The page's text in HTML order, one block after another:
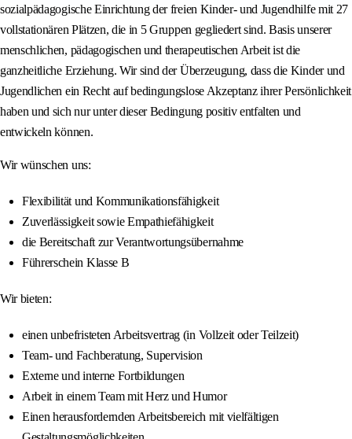
sozialpädagogische Einrichtung der freien Kinder- und Jugendhilfe mit 27
vollstationären Plätzen, die in 5 Gruppen gegliedert sind. Basis unserer
menschlichen, pädagogischen und therapeutischen Arbeit ist die
ganzheitliche Erziehung. Wir sind der Überzeugung, dass die Kinder und
Jugendlichen ein Recht auf bedingungslose Akzeptanz ihrer Persönlichkeit
haben und sich nur unter dieser Bedingung positiv entfalten und
entwickeln können.
Wir wünschen uns:
Flexibilität und Kommunikationsfähigkeit
Zuverlässigkeit sowie Empathiefähigkeit
die Bereitschaft zur Verantwortungsübernahme
Führerschein Klasse B
Wir bieten:
einen unbefristeten Arbeitsvertrag (in Vollzeit oder Teilzeit)
Team- und Fachberatung, Supervision
Externe und interne Fortbildungen
Arbeit in einem Team mit Herz und Humor
Einen herausfordernden Arbeitsbereich mit vielfältigen